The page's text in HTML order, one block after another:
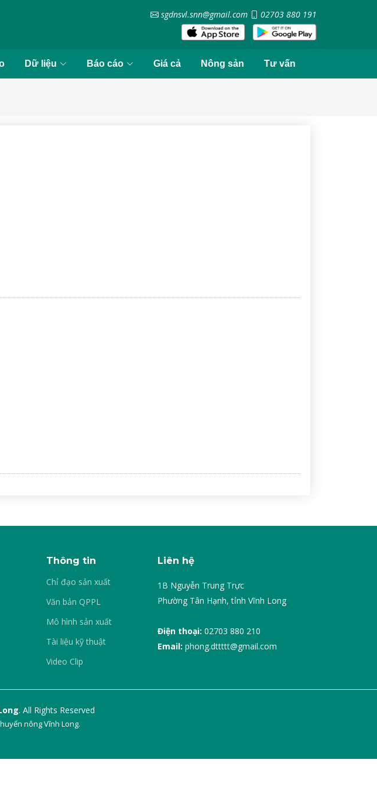
sgdnsvl.snn@gmail.com 02703 880 191
Dữ liệu Báo cáo Giá cả Nông sản Tư vấn
Thông tin
Chỉ đạo sản xuất
Văn bản QPPL
Mô hình sản xuất
Tài liệu kỹ thuật
Video Clip
Liên hệ
1B Nguyễn Trung Trực
Phường Tân Hạnh, tỉnh Vĩnh Long
Điện thoại: 02703 880 210
Email: phong.dttttt@gmail.com
. All Rights Reserved
nông Vĩnh Long.